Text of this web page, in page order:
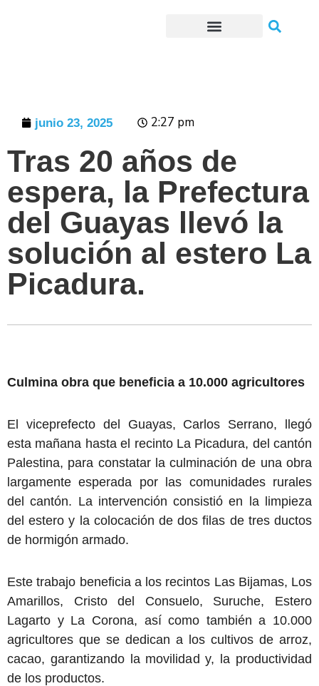
junio 23, 2025 2:27 pm
Tras 20 años de
espera, la Prefectura
del Guayas llevó la
solución al estero La
Picadura.
Culmina obra que beneficia a 10.000 agricultores
El viceprefecto del Guayas, Carlos Serrano, llegó
esta mañana hasta el recinto La Picadura, del cantón
Palestina, para constatar la culminación de una obra
largamente esperada por las comunidades rurales
del cantón. La intervención consistió en la limpieza
del estero y la colocación de dos filas de tres ductos
de hormigón armado.
Este trabajo beneficia a los recintos Las Bijamas, Los
Amarillos, Cristo del Consuelo, Suruche, Estero
Lagarto y La Corona, así como también a 10.000
agricultores que se dedican a los cultivos de arroz,
cacao, garantizando la movilidad y, la productividad
de los productos.